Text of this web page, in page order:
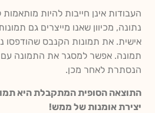
העבודות אינן חייבות להיות
נתונה, מכיוון שאנו מייצרים גם
אישית. את תמונות הקנבס שהודפסו
תמונה. אפשר למסגר את התמונה
הנסתרת לאחר מכן.
התוצאה הסופית המתקבלת היא
יצירת אומנות של ממש!